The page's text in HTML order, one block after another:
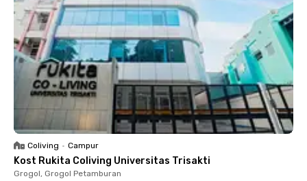
Coliving • Campur
Kost Rukita Coliving Universitas Trisakti
Grogol, Grogol Petamburan